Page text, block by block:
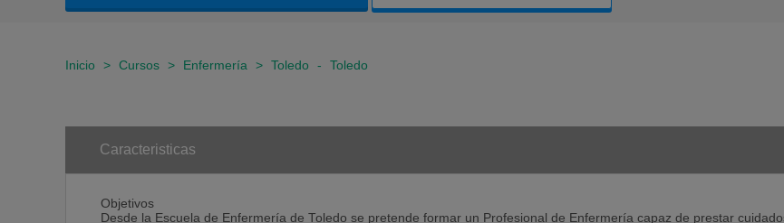
Inicio > Cursos > Enfermería > Toledo - Toledo
Caracteristicas
Objetivos
Desde la Escuela de Enfermería de Toledo se pretende formar un Profesional de Enfermería capaz de prestar